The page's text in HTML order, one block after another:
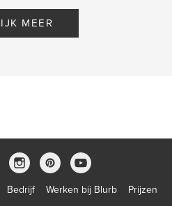
MEER
Bedrijf Werken bij Blurb
Prijzen